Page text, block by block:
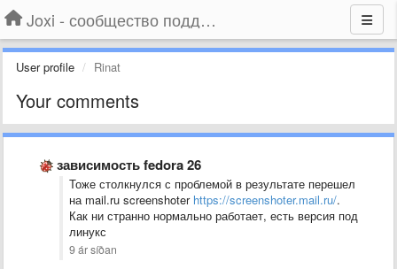
Joxi - сообщество поддержки
User profile Rinat
Your comments
зависимость fedora 26
Тоже столкнулся с проблемой в результате перешел
на mail.ru screenshoter https://screenshoter.mail.ru/.
Как ни странно нормально работает, есть версия под
линукс
9 ár síðan